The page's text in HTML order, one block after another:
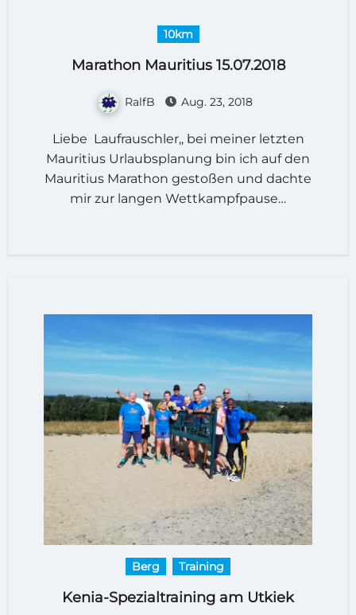
10km
Marathon Mauritius 15.07.2018
RalfB Aug. 23, 2018
Liebe Laufrauschler,, bei meiner letzten
Mauritius Urlaubsplanung bin ich auf den
Mauritius Marathon gestoßen und dachte
mir zur langen Wettkampfpause…
Berg Training
Kenia-Spezialtraining am Utkiek